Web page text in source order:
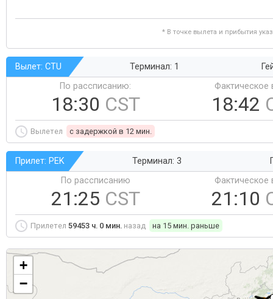
* В точке вылета и прибытия
Вылет: CTU Терминал: 1
По рассписанию:
18:30 CST
Фактическое
18:42
Вылетел c задержкой в 12 мин.
Прилет: PEK Терминал: 3
По рассписанию
21:25 CST
Фактическое
21:10
Прилетел 59453 ч. 0 мин. назад на 15 мин. раньше
+
−